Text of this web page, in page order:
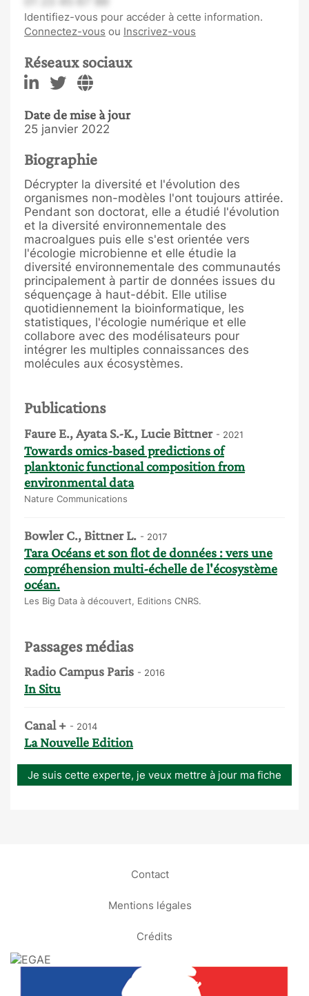
Identifiez-vous pour accéder à cette information.
Connectez-vous ou Inscrivez-vous
Réseaux sociaux
Date de mise à jour
25 janvier 2022
Biographie
Décrypter la diversité et l'évolution des
organismes non-modèles l'ont toujours attirée.
Pendant son doctorat, elle a étudié l'évolution
et la diversité environnementale des
macroalgues puis elle s'est orientée vers
l'écologie microbienne et elle étudie la
diversité environnementale des communautés
principalement à partir de données issues du
séquençage à haut-débit. Elle utilise
quotidiennement la bioinformatique, les
statistiques, l'écologie numérique et elle
collabore avec des modélisateurs pour
intégrer les multiples connaissances des
molécules aux écosystèmes.
Publications
Faure E., Ayata S.-K., Lucie Bittner - 2021
Towards omics-based predictions of
planktonic functional composition from
environmental data
Nature Communications
Bowler C., Bittner L. - 2017
Tara Océans et son flot de données : vers une
compréhension multi-échelle de l'écosystème
océan.
Les Big Data à découvert, Editions CNRS.
Passages médias
Radio Campus Paris - 2016
In Situ
Canal + - 2014
La Nouvelle Edition
Je suis cette experte, je veux mettre à jour ma fiche
Contact
Mentions légales
Crédits